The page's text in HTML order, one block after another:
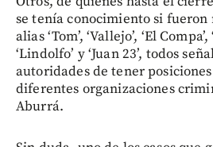
se tenía conocimiento si fueron
alias ‘Tom’, ‘Vallejo’, ‘El Compa’,
‘Lindolfo’ y ‘Juan 23’, todos
autoridades de tener
diferentes organizaciones
Aburrá.